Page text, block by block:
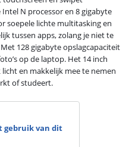
N processor en 8 gigabyte
soepele lichte multitasking en
tussen apps, zolang je niet te
128 gigabyte opslagcapaciteit
op de laptop. Het 14 inch
en makkelijk mee te nemen
of studeert.
gebruik van dit